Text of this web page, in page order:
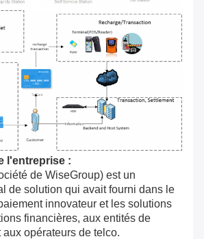
l'entreprise :
de WiseGroup) est un
de solution qui avait fourni dans le
innovateur et les solutions
financières, aux entités de
opérateurs de telco.